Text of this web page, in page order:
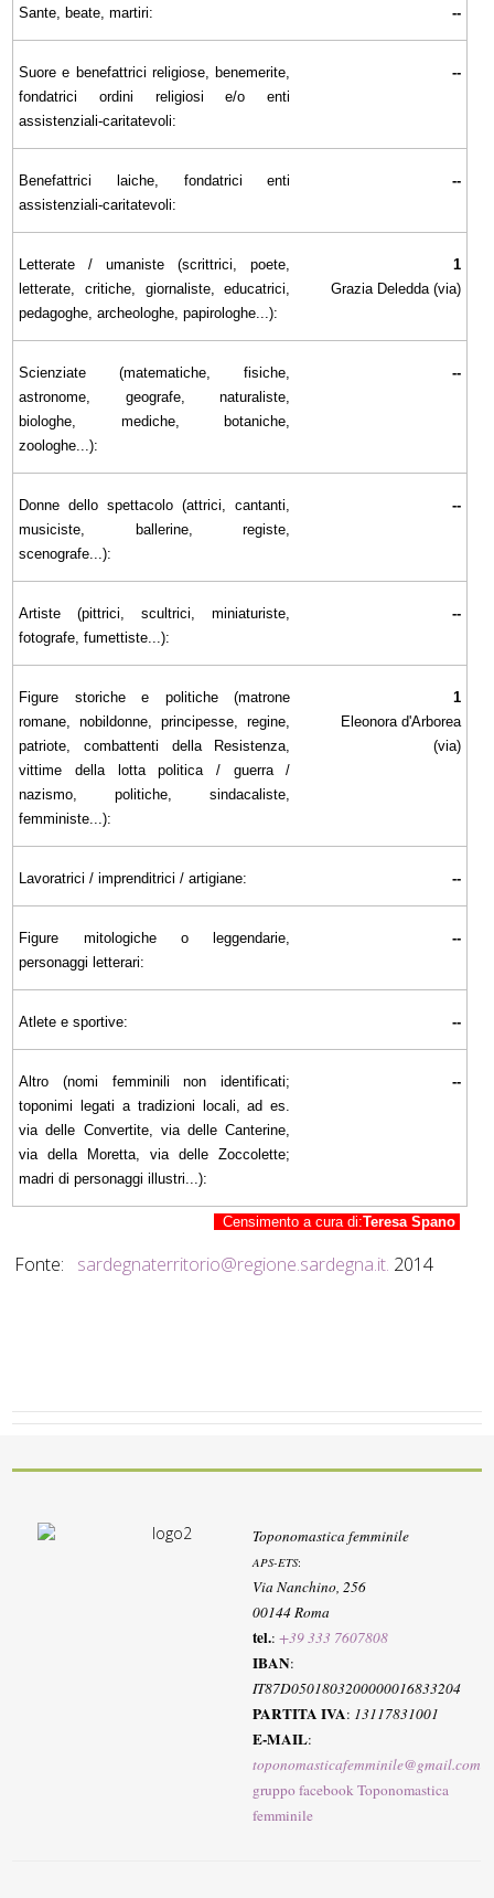
Sante, beate, martiri: --
Suore e benefattrici religiose, benemerite,
fondatrici ordini religiosi e/o enti
assistenziali-caritatevoli:
--
Benefattrici laiche, fondatrici enti
assistenziali-caritatevoli:
--
Letterate / umaniste (scrittrici, poete,
letterate, critiche, giornaliste, educatrici,
pedagoghe, archeologhe, papirologhe...):
1
Grazia Deledda (via)
Scienziate (matematiche, fisiche,
astronome, geografe, naturaliste,
biologhe, mediche, botaniche,
zoologhe...):
--
Donne dello spettacolo (attrici, cantanti,
musiciste, ballerine, registe,
scenografe...):
--
Artiste (pittrici, scultrici, miniaturiste,
fotografe, fumettiste...):
--
Figure storiche e politiche (matrone
romane, nobildonne, principesse, regine,
patriote, combattenti della Resistenza,
vittime della lotta politica / guerra /
nazismo, politiche, sindacaliste,
femministe...):
1
Eleonora d'Arborea
(via)
Lavoratrici / imprenditrici / artigiane: --
Figure mitologiche o leggendarie,
personaggi letterari:
--
Atlete e sportive: --
Altro (nomi femminili non identificati;
toponimi legati a tradizioni locali, ad es.
via delle Convertite, via delle Canterine,
via della Moretta, via delle Zoccolette;
madri di personaggi illustri...):
--
Censimento a cura di:Teresa Spano
Fonte: sardegnaterritorio@regione.sardegna.it. 2014
Toponomastica femminile
APS-ETS:
Via Nanchino, 256
00144 Roma
tel.:+39 333 7607808
IBAN:
IT87D0501803200000016833204
PARTITA IVA: 13117831001
E-MAIL:
toponomasticafemminile@gmail.com
gruppo facebook Toponomastica
femminile